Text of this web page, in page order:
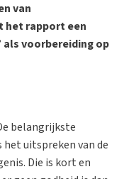
van
het rapport een
voorbereiding op
belangrijkste
uitspreken van de
Die is kort en